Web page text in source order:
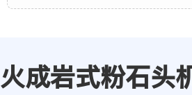
火成岩式粉石头